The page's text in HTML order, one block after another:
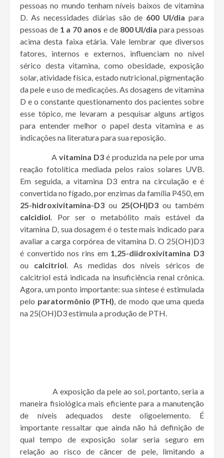
pessoas no mundo tenham níveis baixos de vitamina
D. As necessidades diárias são de 600 UI/dia para
pessoas de 1 a 70 anos e de 800 UI/dia para pessoas
acima desta faixa etária. Vale lembrar que diversos
fatores, internos e externos, influenciam no nível
sérico desta vitamina, como obesidade, exposição
solar, atividade física, estado nutricional, pigmentação
da pele e uso de medicações. As dosagens de vitamina
D e o constante questionamento dos pacientes sobre
esse tópico, me levaram a pesquisar alguns artigos
para entender melhor o papel desta vitamina e as
indicações na literatura para sua reposição.
Avitamina D3 é produzida na pele por uma
reação fotolítica mediada pelos raios solares UVB.
Em seguida, a vitamina D3 entra na circulação e é
convertida no fígado, por enzimas da família P450, em
25-hidroxivitamina-D3 ou 25(OH)D3 ou também
calcidiol. Por ser o metabólito mais estável da
vitamina D, sua dosagem é o teste mais indicado para
avaliar a carga corpórea de vitamina D. O 25(OH)D3
é convertido nos rins em 1,25-diidroxivitamina D3
ou calcitriol. As medidas dos níveis séricos de
calcitriol está indicada na insuficiência renal crônica.
Agora, um ponto importante: sua síntese é estimulada
pelo paratormônio (PTH), de modo que uma queda
na 25(OH)D3 estimula a produção de PTH.
A exposição da pele ao sol, portanto, seria a
maneira fisiológica mais eficiente para a manutenção
de níveis adequados deste oligoelemento. É
importante ressaltar que ainda não há definição de
qual tempo de exposição solar seria seguro em
relação ao risco de câncer de pele, limitando a